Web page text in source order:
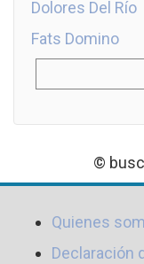
Dolores Del Río
Fats Domino
©
Quienes
Declaración